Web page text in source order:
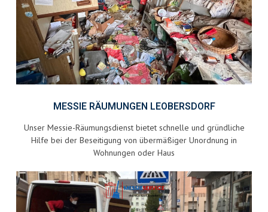
MESSIE RÄUMUNGEN LEOBERSDORF
Unser Messie-Räumungsdienst bietet schnelle und gründliche
Hilfe bei der Beseitigung von übermäßiger Unordnung in
Wohnungen oder Haus